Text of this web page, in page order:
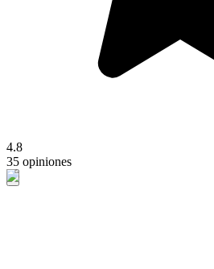
4.8
35 opiniones